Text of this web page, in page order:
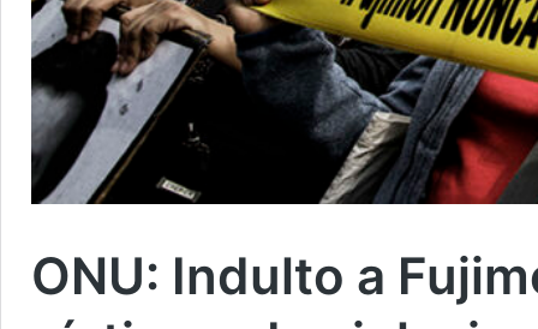
ONU: Indulto a